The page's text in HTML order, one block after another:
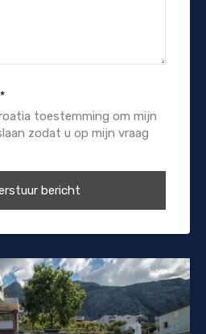
*
toestemming om mijn
zodat u op mijn vraag
bericht